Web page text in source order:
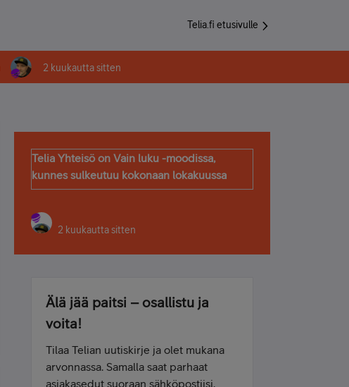
Telia.fi etusivulle
2 kuukautta sitten
Telia Yhteisö on Vain luku -moodissa,
kunnes sulkeutuu kokonaan lokakuussa
2 kuukautta sitten
Älä jää paitsi – osallistu ja
voita!
Tilaa Telian uutiskirje ja olet mukana
arvonnassa. Samalla saat parhaat
asiakasedut suoraan sähköpostiisi.